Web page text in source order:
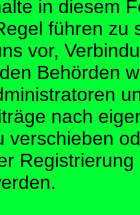
in diesem
führen zu
vor,
Behörden
nach
verschieben